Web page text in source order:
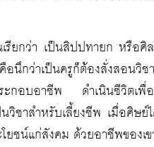
รียกว่า เป็นสิปปทายก หรือ
อนึกว่าเป็นครูก็ต้องสั่งสอน
ประกอบอาชีพ ดำเนินชีวิต
ชาสำหรับเลี้ยงชีพ เมื่อศิษย์
ยชน์แก่สังคม ด้วยอาชีพของเ